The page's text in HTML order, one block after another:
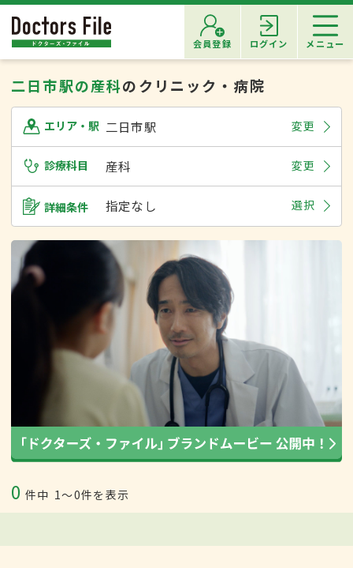
会員登録 ログイン メニュー
二日市駅の産科のクリニック・病院
エリア・駅 二日市駅 変更
診療科目 産科 変更
詳細条件 指定なし 選択
0 件中 1〜0件を表示